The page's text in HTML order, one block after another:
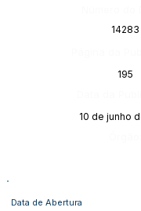
14283
195
10 de junho
Data de Abertura